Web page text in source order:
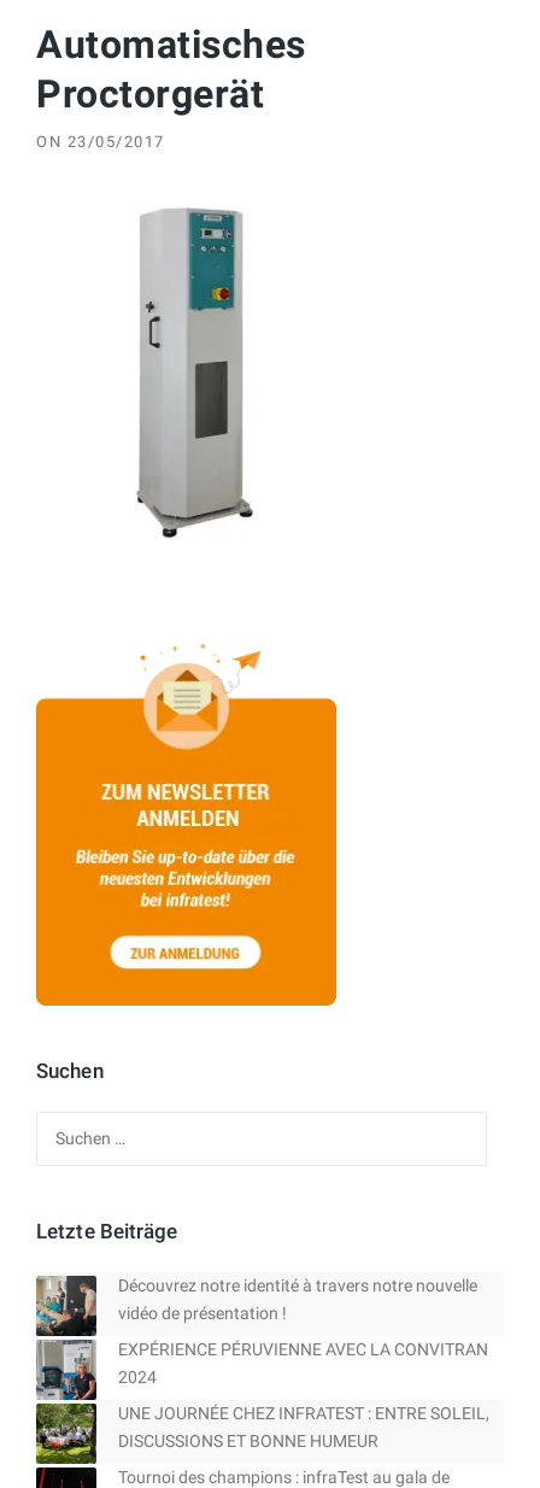
Automatisches
Proctorgerät
ON 23/05/2017
Suchen
Letzte Beiträge
Découvrez notre identité à travers notre nouvelle
vidéo de présentation !
EXPÉRIENCE PÉRUVIENNE AVEC LA CONVITRAN
2024
UNE JOURNÉE CHEZ INFRATEST : ENTRE SOLEIL,
DISCUSSIONS ET BONNE HUMEUR
Tournoi des champions : infraTest au gala de